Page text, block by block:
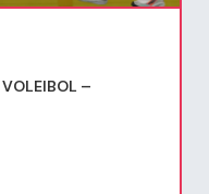
VOLEIBOL –